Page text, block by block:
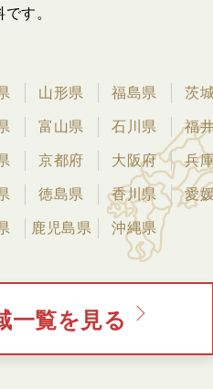
す。
山形県 福島県 茨
富山県 石川県 福
京都府 大阪府 兵
徳島県 香川県 愛
鹿児島県 沖縄県
一覧を見る